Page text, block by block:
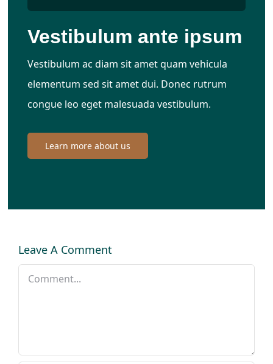
Vestibulum ante ipsum
Vestibulum ac diam sit amet quam vehicula
elementum sed sit amet dui. Donec rutrum
congue leo eget malesuada vestibulum.
Learn more about us
Leave A Comment
Comment